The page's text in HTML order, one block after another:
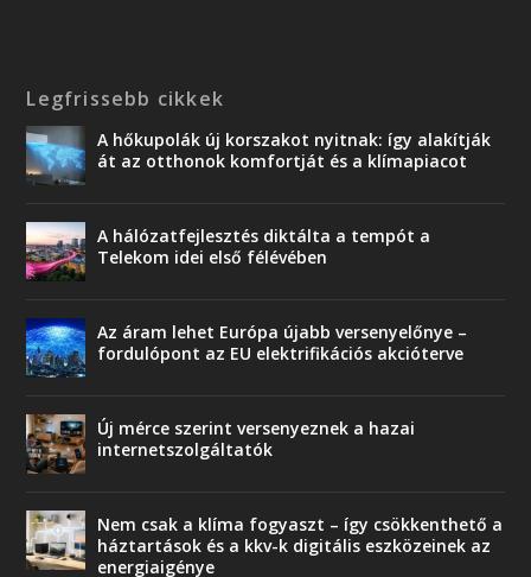
Legfrissebb cikkek
A hőkupolák új korszakot nyitnak: így alakítják
át az otthonok komfortját és a klímapiacot
A hálózatfejlesztés diktálta a tempót a
Telekom idei első félévében
Az áram lehet Európa újabb versenyelőnye –
fordulópont az EU elektrifikációs akcióterve
Új mérce szerint versenyeznek a hazai
internetszolgáltatók
Nem csak a klíma fogyaszt – így csökkenthető a
háztartások és a kkv-k digitális eszközeinek az
energiaigénye